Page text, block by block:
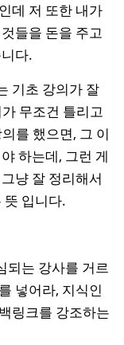
데 저 또한 내가
들을 돈을 주고
다.
기초 강의가 잘
무조건 틀리고
를 했으면, 그 이
하는데, 그런 게
냥 잘 정리해서
뜻 입니다.
되는 강사를 거르
넣어라, 지식인
링크를 강조하는